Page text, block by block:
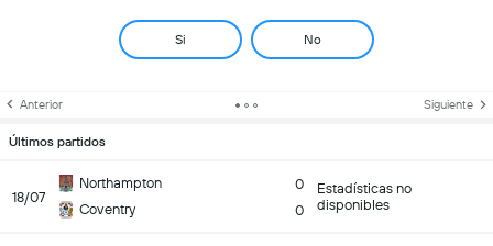
Si No
Anterior Siguiente
Últimos partidos
18/07
Northampton
Coventry
0
0
Estadísticas no
disponibles